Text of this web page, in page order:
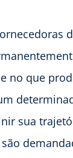
no que
sua